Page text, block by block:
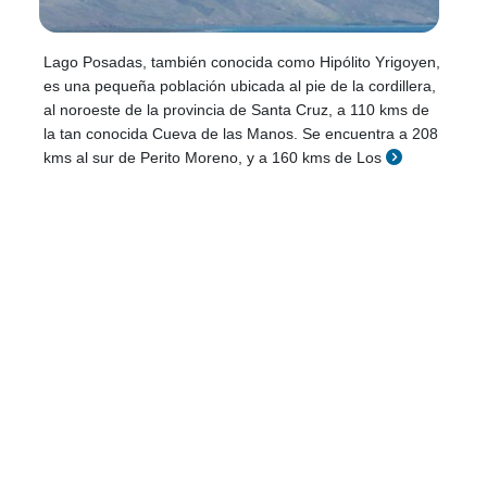
Lago Posadas, también conocida como Hipólito Yrigoyen,
es una pequeña población ubicada al pie de la cordillera,
al noroeste de la provincia de Santa Cruz, a 110 kms de
la tan conocida Cueva de las Manos. Se encuentra a 208
kms al sur de Perito Moreno, y a 160 kms de Los